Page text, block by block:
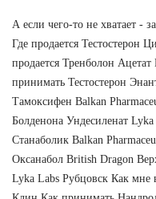
А если чего-то не хватает -
Где продается Тестостерон
продается Тренболон
принимать Тестостерон
Тамоксифен Balkan
Болденона Ундесиленат
Станаболик Balkan
Оксанабол British Dragon
Lyka Labs Рубцовск Как мне